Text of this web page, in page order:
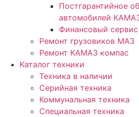
Постгарантийное
автомобилей
Финансовый сервис
Ремонт грузовиков МАЗ
Ремонт КАМАЗ компас
Каталог техники
Техника в наличии
Серийная техника
Коммунальная техника
Специальная техника